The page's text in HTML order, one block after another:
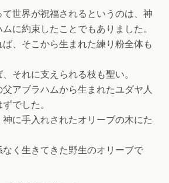
世界が祝福されるというのは、神
に約束したことでもありました。
、そこから生まれた練り粉全体も
それに支えられる枝も聖い。
アブラハムから生まれたユダヤ人
でした。
に手入れされたオリーブの木にた
く生きてきた野生のオリーブで